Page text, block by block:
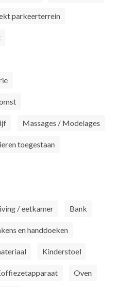
parkeerterrein
Massages / Modelages
toegestaan
/ eetkamer Bank
en handdoeken
Kinderstoel
Oven